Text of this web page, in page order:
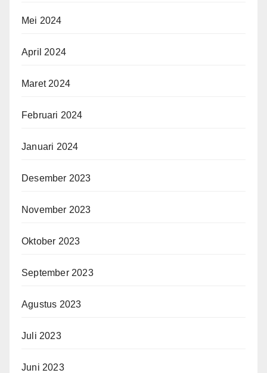
Mei 2024
April 2024
Maret 2024
Februari 2024
Januari 2024
Desember 2023
November 2023
Oktober 2023
September 2023
Agustus 2023
Juli 2023
Juni 2023